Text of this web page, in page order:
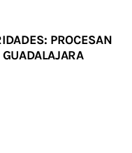
PROCESAN